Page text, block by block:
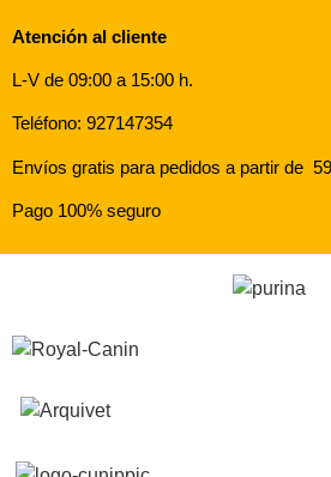
Atención al cliente
L-V de 09:00 a 15:00 h.
Teléfono: 927147354
Envíos gratis para pedidos a partir de
Pago 100% seguro